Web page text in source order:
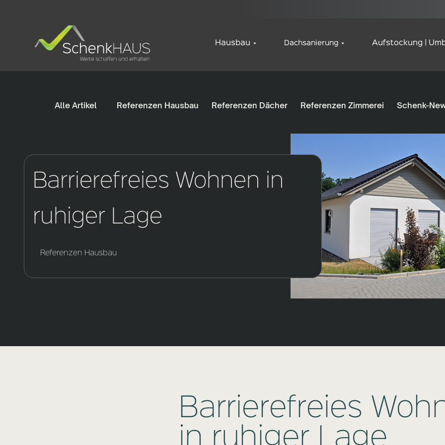
Hausbau Dachsanierung Aufstockung |
Alle Artikel Referenzen Hausbau Referenzen Dächer Referenzen Zimmerei Schenk-
Barrierefreies Wohnen in
ruhiger Lage
Referenzen Hausbau
Barrierefreies
in ruhiger Lage